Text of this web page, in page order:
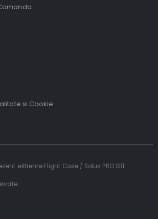
si Cookie
eXtreme Flight Case / Solus PRO SRL.